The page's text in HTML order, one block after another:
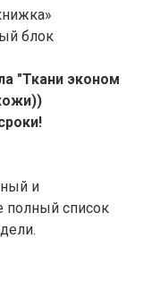
блок
"Ткани эконом
и
полный список